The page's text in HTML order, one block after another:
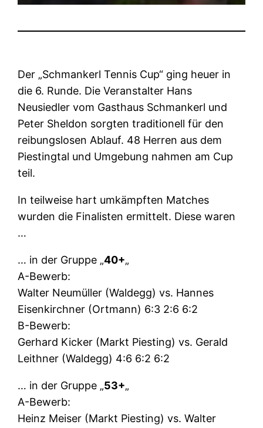
Der „Schmankerl Tennis Cup“ ging heuer in
die 6. Runde. Die Veranstalter Hans
Neusiedler vom Gasthaus Schmankerl und
Peter Sheldon sorgten traditionell für den
reibungslosen Ablauf. 48 Herren aus dem
Piestingtal und Umgebung nahmen am Cup
teil.
In teilweise hart umkämpften Matches
wurden die Finalisten ermittelt. Diese waren
…
… in der Gruppe „40+„
A-Bewerb:
Walter Neumüller (Waldegg) vs. Hannes
Eisenkirchner (Ortmann) 6:3 2:6 6:2
B-Bewerb:
Gerhard Kicker (Markt Piesting) vs. Gerald
Leithner (Waldegg) 4:6 6:2 6:2
… in der Gruppe „53+„
A-Bewerb:
Heinz Meiser (Markt Piesting) vs. Walter